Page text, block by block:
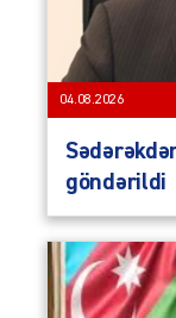
04.08.2026
göndərildi